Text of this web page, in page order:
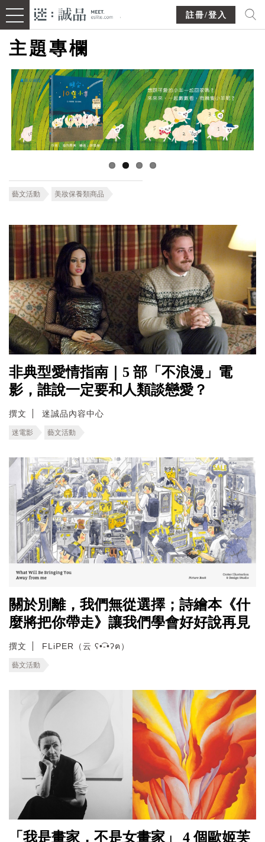
註冊/登入
主題專欄
藝文活動 美妝保養類商品
非典型愛情指南｜5 部「不浪漫」電
影，誰說一定要和人類談戀愛？
撰文 迷誠品內容中心
迷電影 藝文活動
關於別離，我們無從選擇；詩繪本《什
麼將把你帶走》讓我們學會好好說再見
撰文 FLiPER（云 ʕ•͡-•ʔฅ）
藝文活動
「我是畫家，不是女畫家」 4 個歐姬芙